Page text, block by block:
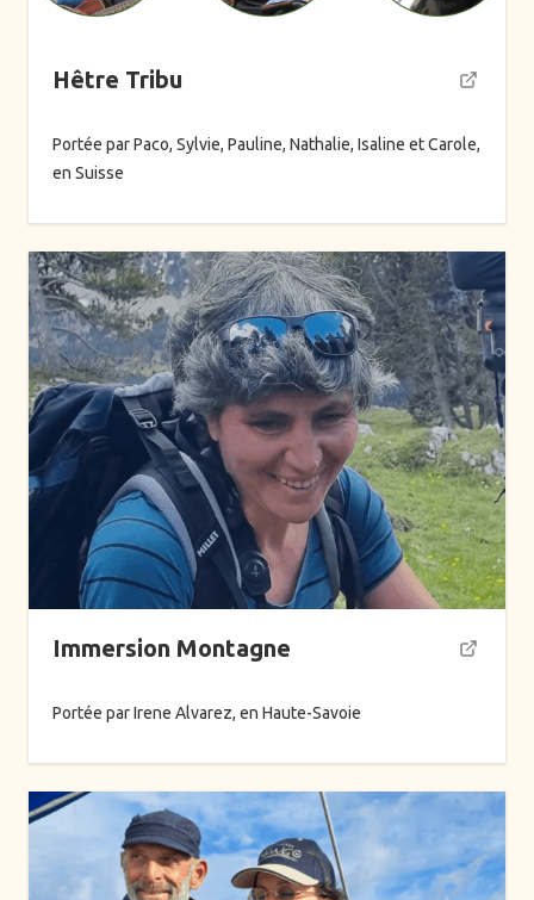
Hêtre Tribu
Portée par Paco, Sylvie, Pauline, Nathalie, Isaline et Carole,
en Suisse
Immersion Montagne
Portée par Irene Alvarez, en Haute-Savoie